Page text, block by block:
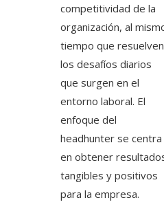
competitividad de la
organización, al
tiempo que resuelven
los desafíos diarios
que surgen en el
entorno laboral. El
enfoque del
headhunter se centra
en obtener
tangibles y positivos
para la empresa.